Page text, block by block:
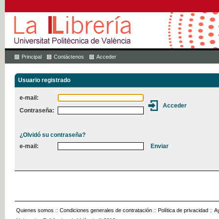
Principal Contáctenos Acceder
Usuario registrado
e-mail:
Contraseña:
¿Olvidó su contraseña?
e-mail:
Quienes somos :: Condiciones generales de contratación :: Política de privacidad ::